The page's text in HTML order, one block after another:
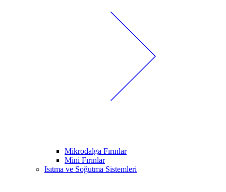
Mikrodalga Fırınlar
Mini Fırınlar
Isıtma ve Soğutma Sistemleri